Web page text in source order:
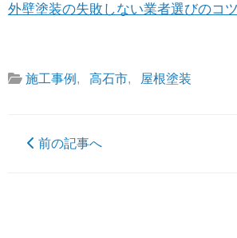
外壁塗装の失敗しない業者選びのコツ
施工事例 , 高石市, 屋根塗装
前の記事へ